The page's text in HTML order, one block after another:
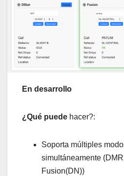
En desarrollo
¿Qué puede hacer?:
Soporta múltiples
simultáneamente
Fusion(DN))